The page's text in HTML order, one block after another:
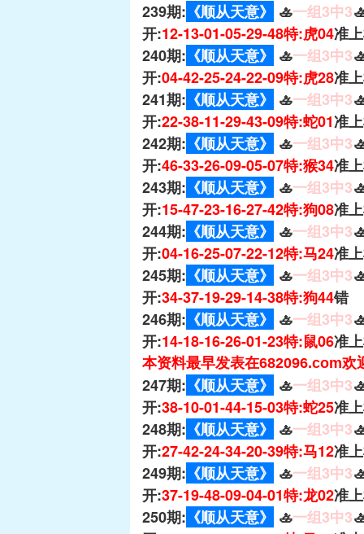
239期: 《顺从天意》 🚣一组3中3
开:12-13-01-05-29-48特:虎04准
240期: 《顺从天意》 🚣一组3中3
开:04-42-25-24-22-09特:虎28准
241期: 《顺从天意》 🚣一组3中3
开:22-38-11-29-43-09特:蛇01准
242期: 《顺从天意》 🚣一组3中3
开:46-33-26-09-05-07特:猴34准
243期: 《顺从天意》 🚣一组3中3
开:15-47-23-16-27-42特:狗08准
244期: 《顺从天意》 🚣一组3中3
开:04-16-25-07-22-12特:马24准
245期: 《顺从天意》 🚣一组3中3
开:34-37-19-29-14-38特:狗44错
246期: 《顺从天意》 🚣一组3中3
开:14-18-16-26-01-23特:鼠06准
本资料最早发表在682096.com欢
247期: 《顺从天意》 🚣一组3中3
开:38-10-01-44-15-03特:蛇25准
248期: 《顺从天意》 🚣一组3中3
开:27-42-24-34-20-39特:马12准
249期: 《顺从天意》 🚣一组3中3
开:37-19-48-09-04-01特:龙02准
250期: 《顺从天意》 🚣一组3中3